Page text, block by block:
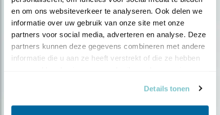
en om ons websiteverkeer te analyseren. Ook delen we
informatie over uw gebruik van onze site met onze
partners voor social media, adverteren en analyse. Deze
partners kunnen deze gegevens combineren met andere
informatie die u aan ze heeft verstrekt of die ze hebben
Details tonen